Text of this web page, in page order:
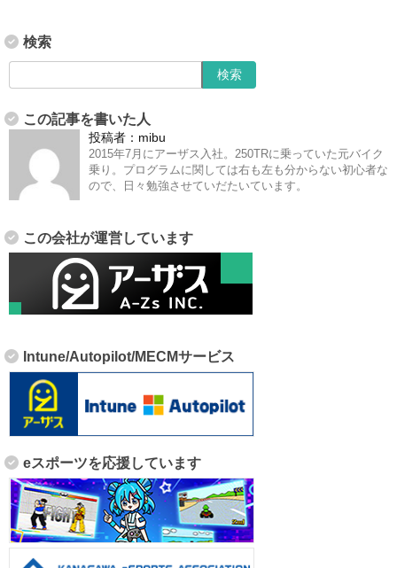
検索
この記事を書いた人
投稿者： mibu
2015年7月にアーザス入社。250TRに乗っていた元バイク
乗り。プログラムに関しては右も左も分からない初心者な
ので、日々勉強させていだたいています。
この会社が運営しています
Intune/Autopilot/MECMサービス
eスポーツを応援しています